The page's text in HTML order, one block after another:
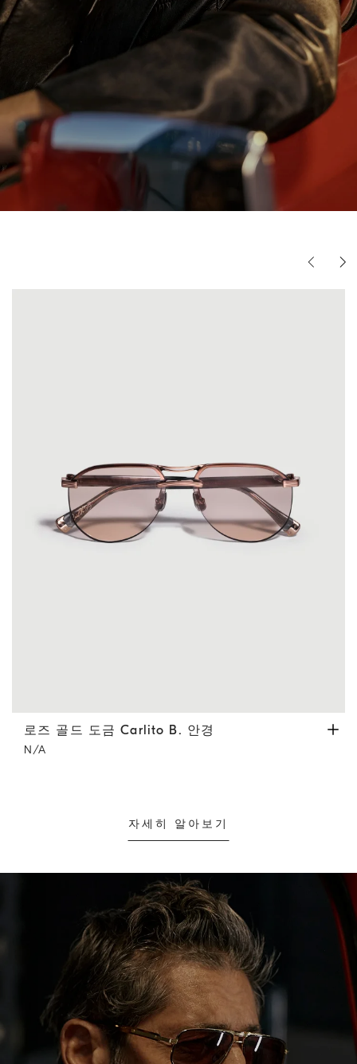
로즈 골드 도금 Carlito B. 안경 앤트러사이트
로즈 골드 도금 Carlito B. 안경
N/A
자세히 알아보기